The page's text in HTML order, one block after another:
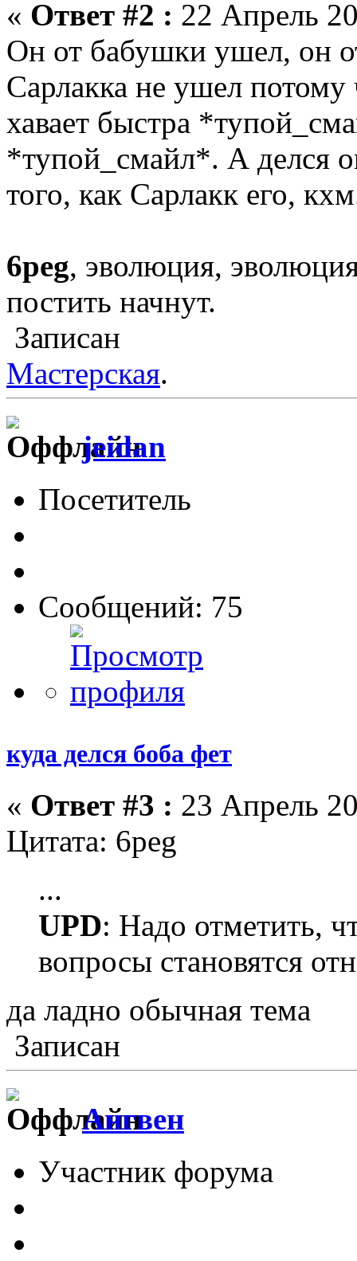
« Ответ #2 : 22 Апрель
Он от бабушки ушел, он
Сарлакка не ушел
хавает быстра
*тупой_смайл*. А делся
того, как Сарлакк его,
6peg, эволюция,
постить начнут.
Записан
Мастерская.
jeidan
Посетитель
Сообщений: 75
куда делся боба фет
« Ответ #3 : 23 Апрель
Цитата: 6peg
...
UPD: Надо отметить,
вопросы становятся
да ладно обычная тема
Записан
Ангвен
Участник форума